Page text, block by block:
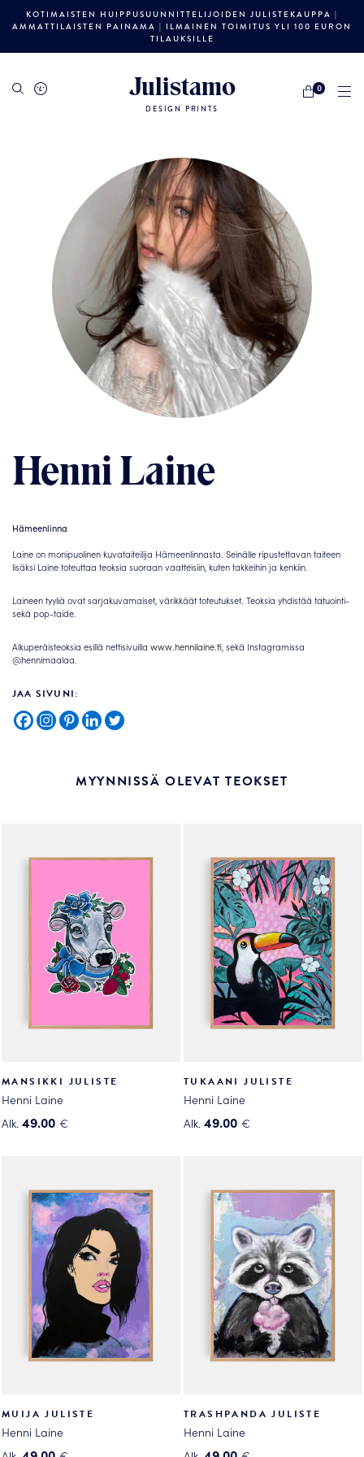
KOTIMAISTEN HUIPPUSUUNNITTELIJOIDEN JULISTEKAUPPA |
AMMATTILAISTEN PAINAMA | ILMAINEN TOIMITUS YLI 100 EURON
TILAUKSILLE
Julistamo
DESIGN PRINTS
0
Henni Laine
Hämeenlinna
Laine on monipuolinen kuvataiteilija Hämeenlinnasta. Seinälle ripustettavan taiteen
lisäksi Laine toteuttaa teoksia suoraan vaatteisiin, kuten takkeihin ja kenkiin.
Laineen tyyliä ovat sarjakuvamaiset, värikkäät toteutukset. Teoksia yhdistää tatuointi-
sekä pop-taide.
Alkuperäisteoksia esillä nettisivuilla www.hennilaine.fi, sekä Instagramissa
@hennimaalaa.
JAA SIVUNI:
MYYNNISSÄ OLEVAT TEOKSET
MANSIKKI JULISTE
Henni Laine
Alk. 49.00 €
useampi
muunnelma.
tehdä
valinnat
tuotteen
sivulla.
TUKAANI JULISTE
Henni Laine
Alk. 49.00 €
useampi
muunnelma.
tehdä
valinnat
tuotteen
sivulla.
MUIJA JULISTE
Henni Laine
TRASHPANDA JULISTE
Henni Laine